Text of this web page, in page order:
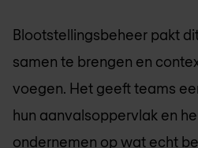
Blootstellingsbeheer pakt
samen te brengen en
voegen. Het geeft teams
hun aanvalsoppervlak en
ondernemen op wat echt